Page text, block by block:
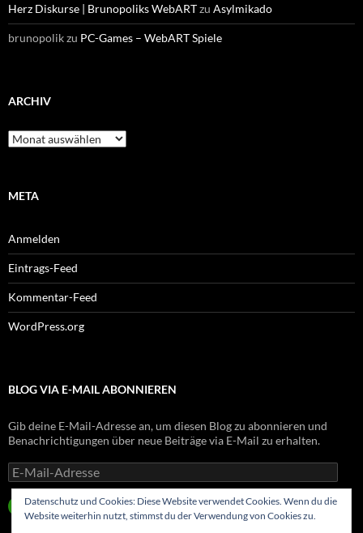
Herz Diskurse | Brunopoliks WebARTzu Asylmikado
brunopolikzu PC-Games – WebART Spiele
ARCHIV
Archiv
META
Anmelden
Eintrags-Feed
Kommentar-Feed
WordPress.org
BLOG VIA E-MAIL ABONNIEREN
Gib deine E-Mail-Adresse an, um diesen Blog zu abonnieren und
Benachrichtigungen über neue Beiträge via E-Mail zu erhalten.
E-
Mail-
Adresse
ABONNIEREN
Datenschutz und Cookies: Diese Website verwendet Cookies. Wenn du die
Website weiterhin nutzt, stimmst du der Verwendung von Cookies zu.